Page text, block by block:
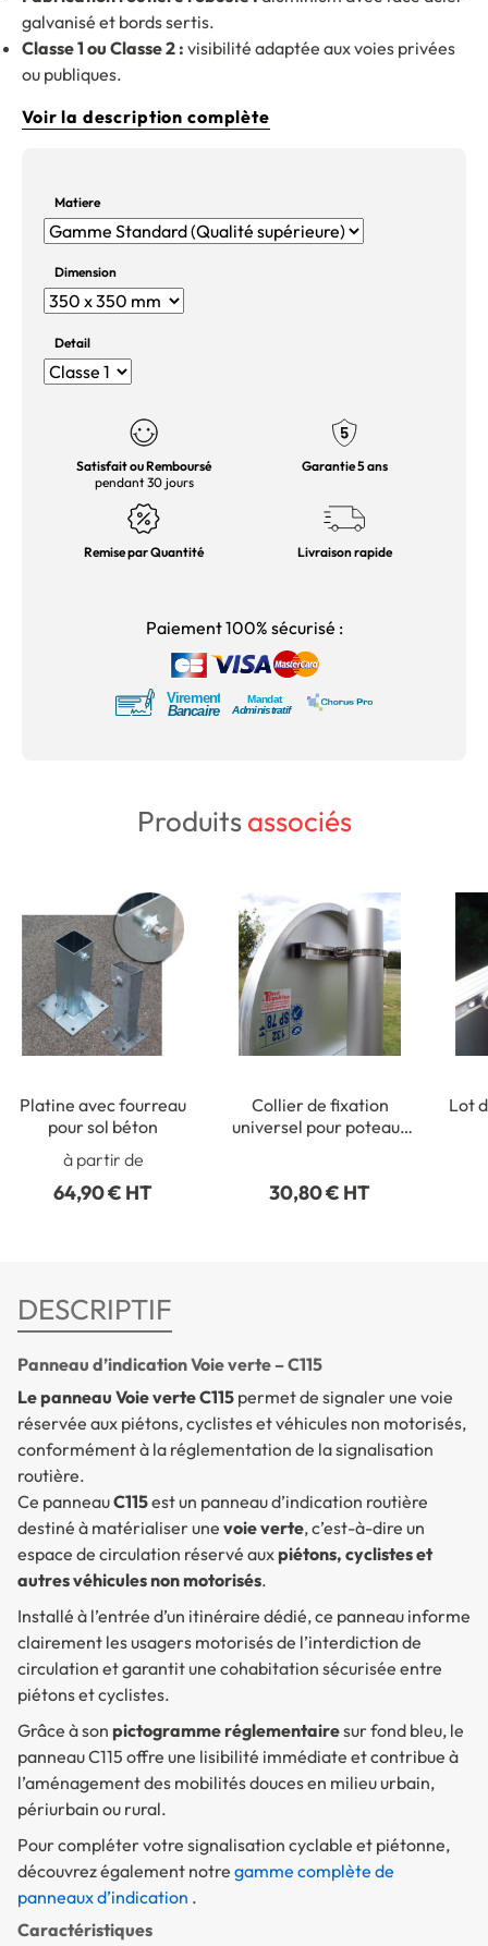
galvanisé et bords sertis.
Classe 1 ou Classe 2 : visibilité adaptée aux voies privées
ou publiques.
Voir la description complète
Matiere
Dimension
Detail
Satisfait ou Remboursé
pendant 30 jours
Garantie 5 ans
Remise par Quantité Livraison rapide
Paiement 100% sécurisé :
Produitsassociés
Platine avec fourreau
pour sol béton
à partir de
64,90 € HT
Collier de fixation
universel pour poteaux
30,80 € HT
Lot
DESCRIPTIF
Panneau d’indication Voie verte – C115
Le panneau Voie verte C115 permet de signaler une voie
réservée aux piétons, cyclistes et véhicules non motorisés,
conformément à la réglementation de la signalisation
routière.
Ce panneauC115est un panneau d’indication routière
destiné à matérialiser une voie verte, c’est-à-dire un
espace de circulation réservé auxpiétons, cyclistes et
autres véhicules non motorisés.
Installé à l’entrée d’un itinéraire dédié, ce panneau informe
clairement les usagers motorisés de l’interdiction de
circulation et garantit une cohabitation sécurisée entre
piétons et cyclistes.
Grâce à son pictogramme réglementairesur fond bleu, le
panneau C115 offre une lisibilité immédiate et contribue à
l’aménagement des mobilités douces en milieu urbain,
périurbain ou rural.
Pour compléter votre signalisation cyclable et piétonne,
découvrez également notre gamme complète de
panneaux d’indication .
Caractéristiques